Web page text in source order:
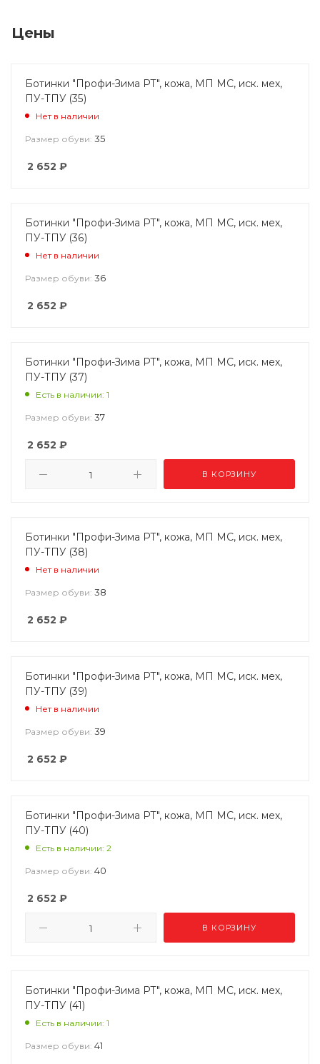
Цены
Ботинки "Профи-Зима РТ", кожа, МП МС, иск. мех,
ПУ-ТПУ (35)
Нет в наличии
Размер обуви: 35
2 652 ₽
Ботинки "Профи-Зима РТ", кожа, МП МС, иск. мех,
ПУ-ТПУ (36)
Нет в наличии
Размер обуви: 36
2 652 ₽
Ботинки "Профи-Зима РТ", кожа, МП МС, иск. мех,
ПУ-ТПУ (37)
Есть в наличии: 1
Размер обуви: 37
2 652 ₽
В КОРЗИНУ
Ботинки "Профи-Зима РТ", кожа, МП МС, иск. мех,
ПУ-ТПУ (38)
Нет в наличии
Размер обуви: 38
2 652 ₽
Ботинки "Профи-Зима РТ", кожа, МП МС, иск. мех,
ПУ-ТПУ (39)
Нет в наличии
Размер обуви: 39
2 652 ₽
Ботинки "Профи-Зима РТ", кожа, МП МС, иск. мех,
ПУ-ТПУ (40)
Есть в наличии: 2
Размер обуви: 40
2 652 ₽
В КОРЗИНУ
Ботинки "Профи-Зима РТ", кожа, МП МС, иск. мех,
ПУ-ТПУ (41)
Есть в наличии: 1
Размер обуви: 41